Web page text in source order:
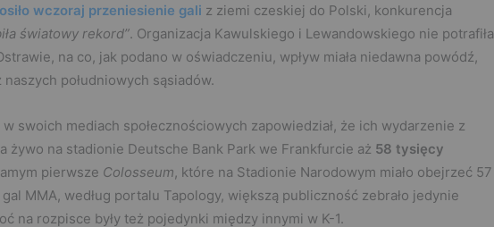
wczoraj przeniesienie gali z ziemi czeskiej do Polski, konkurencja
światowy rekord”. Organizacja Kawulskiego i Lewandowskiego nie potrafiła
na co, jak podano w oświadczeniu, wpływ miała niedawna powódź,
południowych sąsiadów.
w swoich mediach społecznościowych zapowiedział, że ich wydarzenie z
żywo na stadionie Deutsche Bank Park we Frankfurcie aż 58 tysięcy
pierwsze Colosseum, które na Stadionie Narodowym miało obejrzeć 57
MMA, według portalu Tapology, większą publiczność zebrało jedynie
na rozpisce były też pojedynki między innymi w K-1.